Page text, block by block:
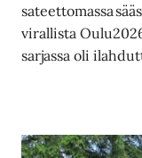
sateettomassa
virallista
sarjassa oli